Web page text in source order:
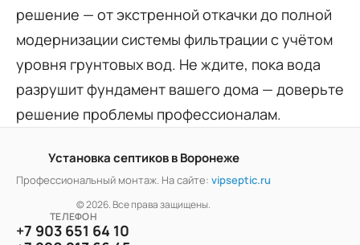
решение — от экстренной откачки до полной
модернизации системы фильтрации с учётом
уровня грунтовых вод. Не ждите, пока вода
разрушит фундамент вашего дома — доверьте
решение проблемы профессионалам.
Установка септиков в Воронеже
Профессиональный монтаж. На сайте: vipseptic.ru
© 2026. Все права защищены.
ТЕЛЕФОН
+7 903 651 64 10